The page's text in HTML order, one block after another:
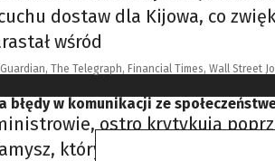
dostaw dla Kijowa, co
wśród
Guardian, The Telegraph, Financial Times, Wall Street
błędy w komunikacji ze
ostro krytykują
który mówi o